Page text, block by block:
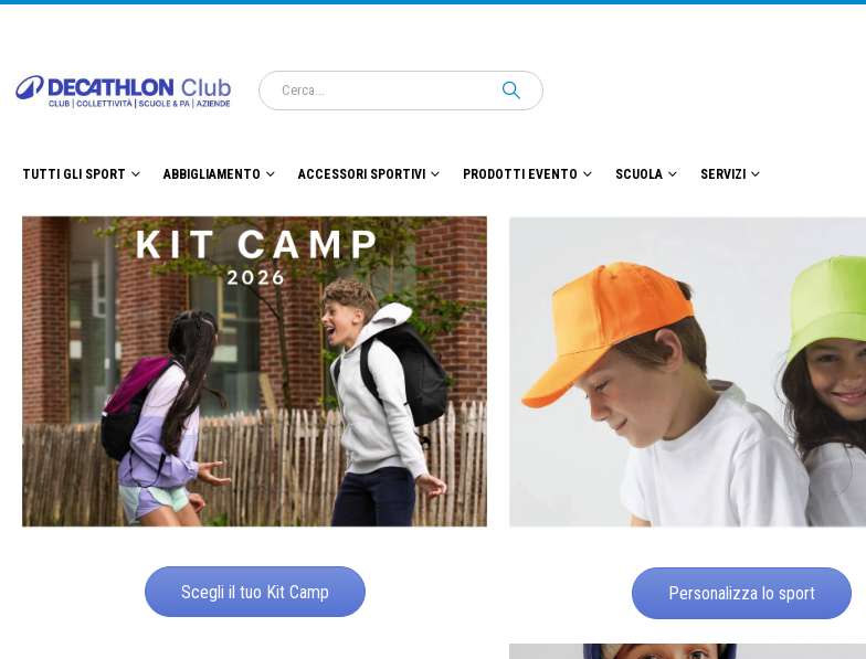
TUTTI GLI SPORT ABBIGLIAMENTO ACCESSORI SPORTIVI PRODOTTI EVENTO SCUOLA SERVIZI
Scegli il tuo Kit Camp Personalizza lo sport